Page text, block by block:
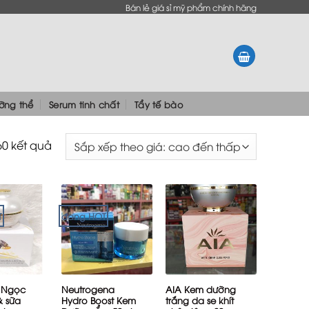
Bán lẻ giá sỉ mỹ phẩm chính hãng
thể Serum tinh chất Tẩy tế bào
kết quả
sữa
đang HOT
+
Neutrogena
Hydro Boost Kem
+
AIA Kem dưỡng
trắng da se khít